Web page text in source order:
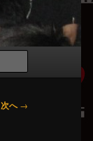
索
次へ→